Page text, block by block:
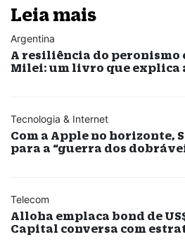
Leia mais
Argentina
A resiliência do peronismo
Milei: um livro que explica
Tecnologia & Internet
Com a Apple no horizonte,
para a “guerra dos
Telecom
Alloha emplaca bond de
Capital conversa com